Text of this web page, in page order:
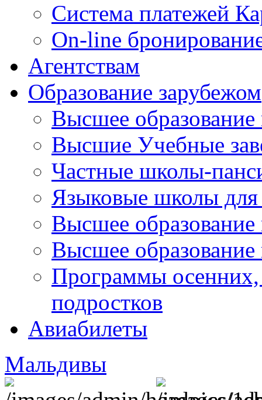
Система платежей
On-line
Агентствам
Образование зарубежом
Высшее
Высшие Учебные
Частные школы-
Языковые школы для
Высшее
Высшее образование
Программы осенних,
подростков
Авиабилеты
Мальдивы